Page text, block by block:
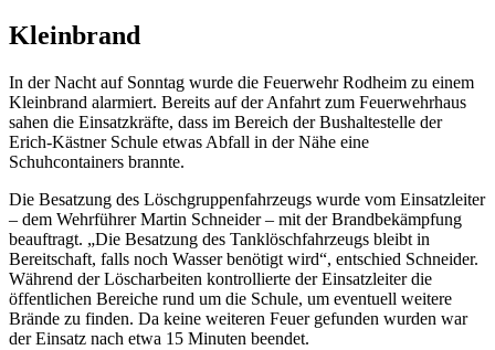
Kleinbrand
In der Nacht auf Sonntag wurde die Feuerwehr Rodheim zu einem
Kleinbrand alarmiert. Bereits auf der Anfahrt zum Feuerwehrhaus
sahen die Einsatzkräfte, dass im Bereich der Bushaltestelle der
Erich-Kästner Schule etwas Abfall in der Nähe eine
Schuhcontainers brannte.
Die Besatzung des Löschgruppenfahrzeugs wurde vom Einsatzleiter
– dem Wehrführer Martin Schneider – mit der Brandbekämpfung
beauftragt. „Die Besatzung des Tanklöschfahrzeugs bleibt in
Bereitschaft, falls noch Wasser benötigt wird“, entschied Schneider.
Während der Löscharbeiten kontrollierte der Einsatzleiter die
öffentlichen Bereiche rund um die Schule, um eventuell weitere
Brände zu finden. Da keine weiteren Feuer gefunden wurden war
der Einsatz nach etwa 15 Minuten beendet.